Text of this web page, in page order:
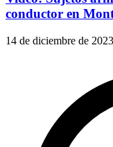
conductor en
14 de diciembre de 2023